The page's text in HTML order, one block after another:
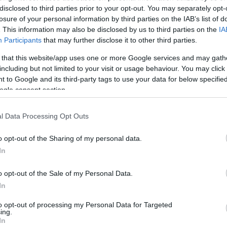
to third parties prior to your opt-out. You may separately
of your personal information by third parties on the IAB’s list of
This information may also be disclosed by us to third parties on the
Participants that may further disclose it to other third parties.
that this website/app uses one or more Google services and may
but not limited to your visit or usage behaviour. You may
to Google and its third-party tags to use your data for below
consent section.
Data Processing Opt Outs
opt-out of the Sharing of my personal data.
opt-out of the Sale of my Personal Data.
opt-out of processing my Personal Data for Targeted
זו
פחות ובעלי רזולוציה גבוהה יותר - וכתוצאה מכך, באיכות
אשר מותאמות יותר לגודל הקובץ על מנת להפחית את צריכת